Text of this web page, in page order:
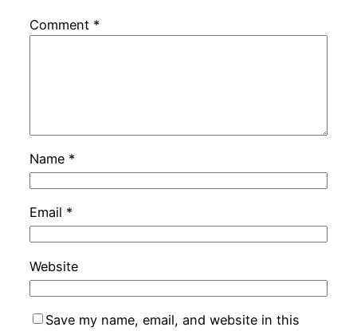
Comment *
Name *
Email *
Website
Save my name, email, and website in this